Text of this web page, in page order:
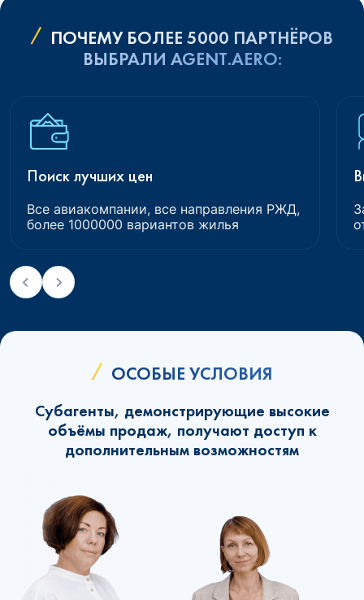
ПОЧЕМУ БОЛЕЕ 5000 ПАРТНЁРОВ
ВЫБРАЛИ AGENT.AERO:
Поиск лучших цен
Все авиакомпании, все направления РЖД,
более 1000000 вариантов жилья
ОСОБЫЕ УСЛОВИЯ
Субагенты, демонстрирующие высокие
объёмы продаж, получают доступ к
дополнительным возможностям